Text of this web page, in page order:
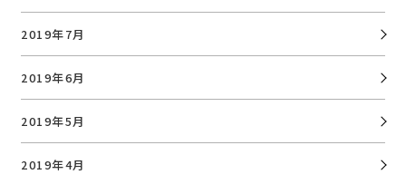
2019年7月
2019年6月
2019年5月
2019年4月